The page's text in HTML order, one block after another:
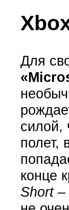
Для
силой,
полет,
конце
Short